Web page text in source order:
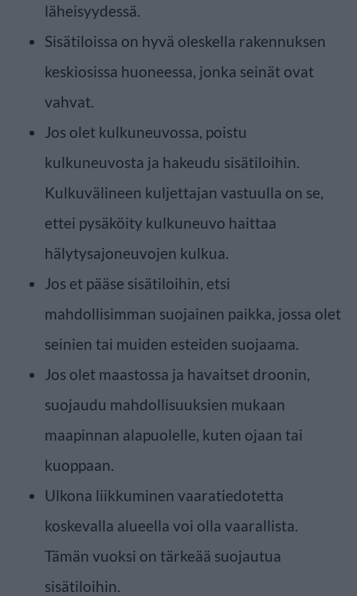
läheisyydessä.
Sisätiloissa on hyvä oleskella rakennuksen
keskiosissa huoneessa, jonka seinät ovat
vahvat.
Jos olet kulkuneuvossa, poistu
kulkuneuvosta ja hakeudu sisätiloihin.
Kulkuvälineen kuljettajan vastuulla on se,
ettei pysäköity kulkuneuvo haittaa
hälytysajoneuvojen kulkua.
Jos et pääse sisätiloihin, etsi
mahdollisimman suojainen paikka, jossa olet
seinien tai muiden esteiden suojaama.
Jos olet maastossa ja havaitset droonin,
suojaudu mahdollisuuksien mukaan
maapinnan alapuolelle, kuten ojaan tai
kuoppaan.
Ulkona liikkuminen vaaratiedotetta
koskevalla alueella voi olla vaarallista.
Tämän vuoksi on tärkeää suojautua
sisätiloihin.